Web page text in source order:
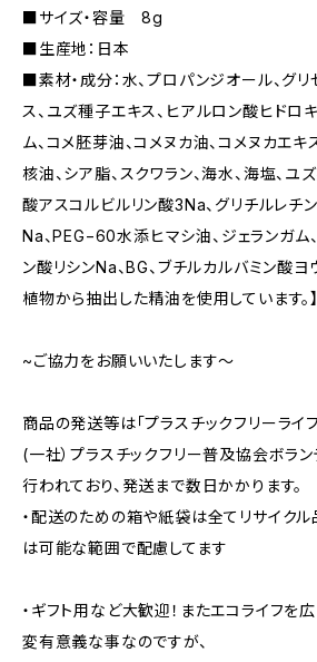
■サイズ・容量 8g
■生産地：日本
■素材・成分：水、プロパンジオール、グリ
ス、ユズ種子エキス、ヒアルロン酸ヒドロ
ム、コメ胚芽油、コメヌカ油、コメヌカエキ
核油、シア脂、スクワラン、海水、海塩、ユ
酸アスコルビルリン酸3Na、グリチルレチ
Na、PEG−60水添ヒマシ油、ジェランガム
ン酸リシンNa、BG、ブチルカルバミン酸
植物から抽出した精油を使用しています。】
~ご協力をお願いいたします～
商品の発送等は「プラスチックフリーライ
(一社）プラスチックフリー普及協会ボラン
行われており、発送まで数日かかります。
・配送のための箱や紙袋は全てリサイク
は可能な範囲で配慮してます
・ギフト用など大歓迎！またエコライフを
変有意義な事なのですが、